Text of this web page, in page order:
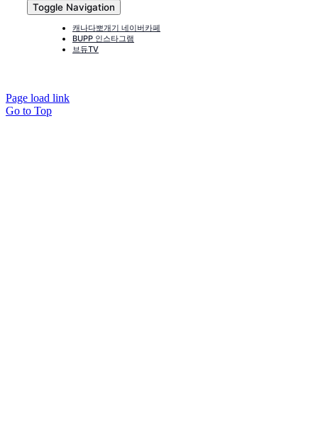
Toggle Navigation
캐나다뽀개기 네이버카페
BUPP 인스타그램
브듀TV
Page load link
Go to Top